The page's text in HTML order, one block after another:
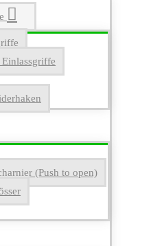
Einlassgriffe
(Push to open)